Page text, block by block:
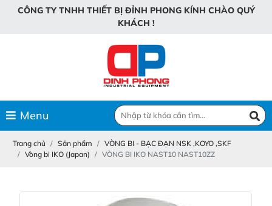
CÔNG TY TNHH THIẾT BỊ ĐỈNH PHONG KÍNH CHÀO QUÝ
KHÁCH !
Menu
Trang chủ Sản phẩm
VÒNG BI - BẠC ĐẠN NSK ,KOYO ,SKF
Vòng bi IKO (Japan)
VÒNG BI IKO NAST10 NAST10ZZ